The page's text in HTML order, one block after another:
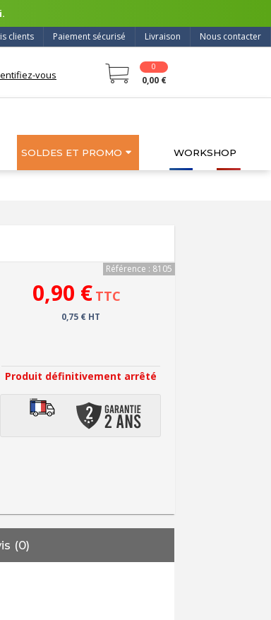
Nous contacter
Livraison
Paiement sécurisé
clients
vous
0
0,00 €
SOLDES ET PROMO WORKSHOP
Référence : 8105
0,90 € TTC
0,75 € HT
Produit définitivement arrêté
(0)